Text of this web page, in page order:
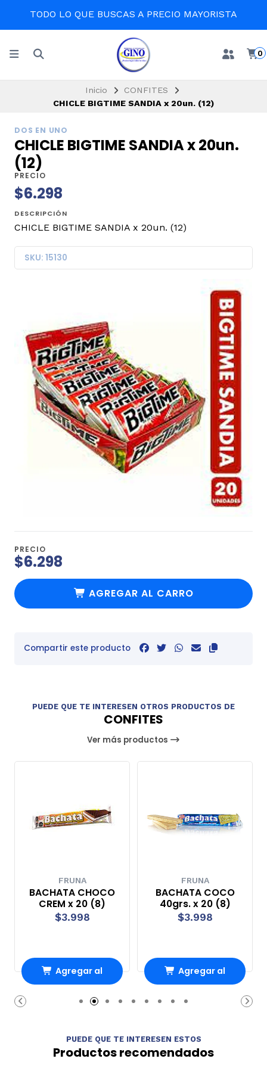
TODO LO QUE BUSCAS A PRECIO MAYORISTA
0
Inicio
CONFITES
CHICLE BIGTIME SANDIA x 20un. (12)
DOS EN UNO
CHICLE BIGTIME SANDIA x 20un.
(12)
PRECIO
$6.298
DESCRIPCIÓN
CHICLE BIGTIME SANDIA x 20un. (12)
SKU: 15130
PRECIO
$6.298
AGREGAR AL CARRO
Compartir este producto
PUEDE QUE TE INTERESEN OTROS PRODUCTOS DE
CONFITES
Ver más productos
FRUNA
BACHATA CHOCO
CREM x 20 (8)
$3.998
Agregar al
Carro
FRUNA
BACHATA COCO
40grs. x 20 (8)
$3.998
Agregar al
Carro
PUEDE QUE TE INTERESEN ESTOS
Productos recomendados